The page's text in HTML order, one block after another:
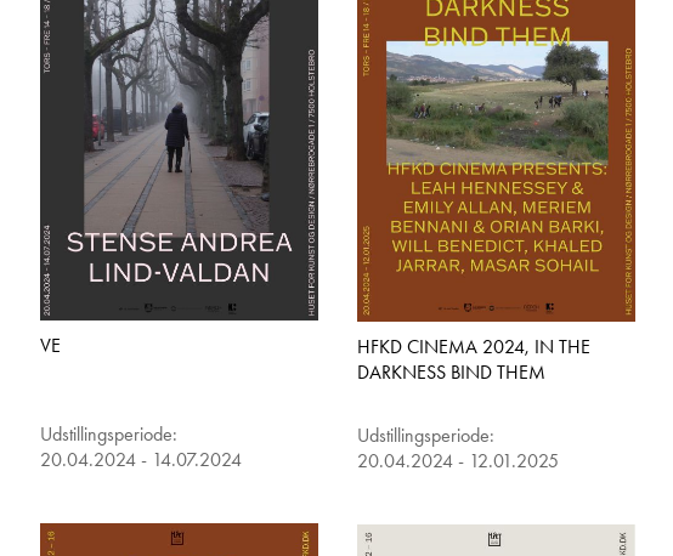
VE
Udstillingsperiode:
20.04.2024 - 14.07.2024
HFKD CINEMA 2024, IN THE
DARKNESS BIND THEM
Udstillingsperiode:
20.04.2024 - 12.01.2025